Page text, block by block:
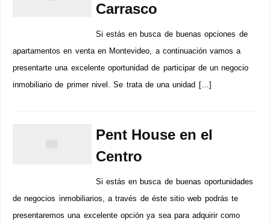
Carrasco
Si estás en busca de buenas opciones de
apartamentos en venta en Montevideo, a continuación vamos a
presentarte una excelente oportunidad de participar de un negocio
inmobiliario de primer nivel. Se trata de una unidad […]
Pent House en el
Centro
Si estás en busca de buenas oportunidades
de negocios inmobiliarios, a través de éste sitio web podrás te
presentaremos una excelente opción ya sea para adquirir como